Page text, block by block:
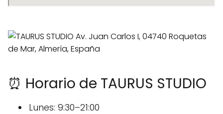
⏰ Horario de TAURUS STUDIO
Lunes: 9:30–21:00